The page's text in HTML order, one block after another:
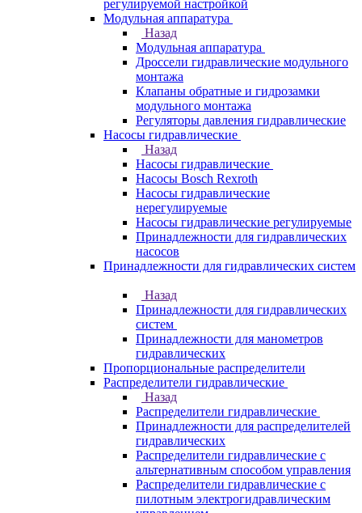
регулируемой настройкой
Модульная аппаратура
Назад
Модульная аппаратура
Дроссели гидравлические модульного
монтажа
Клапаны обратные и гидрозамки
модульного монтажа
Регуляторы давления гидравлические
Насосы гидравлические
Назад
Насосы гидравлические
Насосы Bosch Rexroth
Насосы гидравлические
нерегулируемые
Насосы гидравлические регулируемые
Принадлежности для гидравлических
насосов
Принадлежности для гидравлических систем
Назад
Принадлежности для гидравлических
систем
Принадлежности для манометров
гидравлических
Пропорциональные распределители
Распределители гидравлические
Назад
Распределители гидравлические
Принадлежности для распределителей
гидравлических
Распределители гидравлические с
альтернативным способом управления
Распределители гидравлические с
пилотным электрогидравлическим